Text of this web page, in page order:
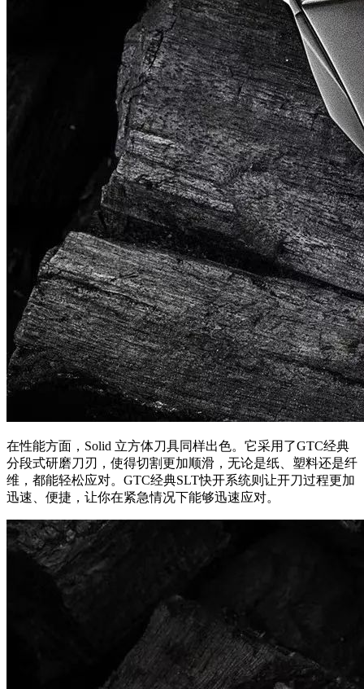
在性能方面，Solid 立方体刀具同样出色。它采用了GTC经典
分段式研磨刀刃，使得切割更加顺滑，无论是纸、塑料还是纤
维，都能轻松应对。GTC经典SLT快开系统则让开刀过程更加
迅速、便捷，让你在紧急情况下能够迅速应对。